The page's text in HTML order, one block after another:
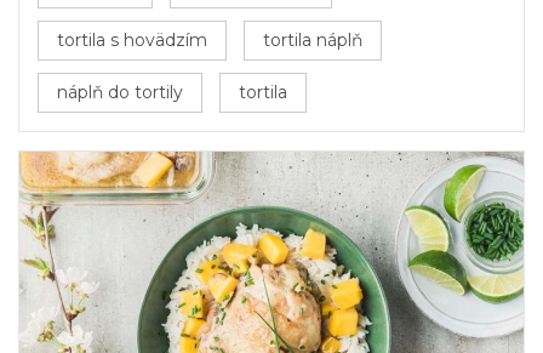
tortila s hovädzím tortila náplň
náplň do tortily tortila